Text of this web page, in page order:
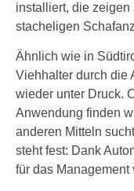
installiert, die
stacheligen
Ähnlich wie in
Viehhalter durch die
wieder unter Druck.
Anwendung finden
anderen Mitteln
steht fest: Dank
für das